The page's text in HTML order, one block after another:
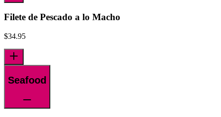
Filete de Pescado a lo Macho
$34.95
Seafood